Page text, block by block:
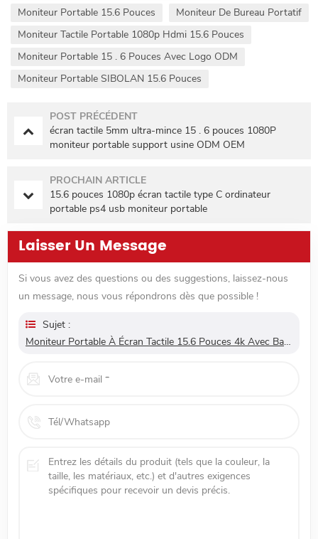
Moniteur Portable 15.6 Pouces
Moniteur De Bureau Portatif
Moniteur Tactile Portable 1080p Hdmi 15.6 Pouces
Moniteur Portable 15 . 6 Pouces Avec Logo ODM
Moniteur Portable SIBOLAN 15.6 Pouces
POST PRÉCÉDENT
écran tactile 5mm ultra-mince 15 . 6 pouces 1080P
moniteur portable support usine ODM OEM
PROCHAIN ARTICLE
15.6 pouces 1080p écran tactile type C ordinateur
portable ps4 usb moniteur portable
Laisser Un Message
Si vous avez des questions ou des suggestions, laissez-nous
un message, nous vous répondrons dès que possible !
Sujet :
Moniteur Portable À Écran Tactile 15.6 Pouces 4k Avec Batterie Intégrée Pour Prise En Charge Ps5 Mac Touch